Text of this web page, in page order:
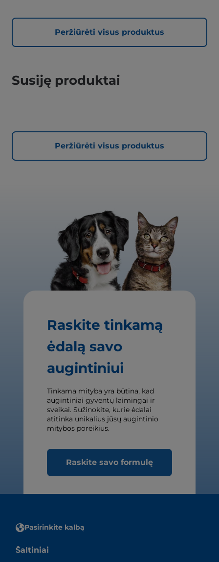
Peržiūrėti visus produktus
Susiję produktai
Peržiūrėti visus produktus
Raskite tinkamą
ėdalą savo
augintiniui
Tinkama mityba yra būtina, kad
augintiniai gyventų laimingai ir
sveikai. Sužinokite, kurie ėdalai
atitinka unikalius jūsų augintinio
mitybos poreikius.
Raskite savo formulę
Pasirinkite kalbą
Šaltiniai